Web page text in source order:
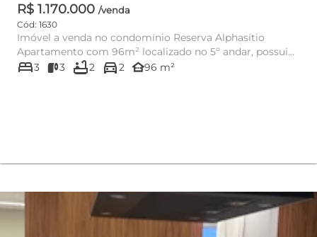
R$ 1.170.000 /venda
Cód: 1630
Imóvel a venda no condomínio Reserva Alphasítio
Apartamento com 96m² localizado no 5º andar, possui
03 dormitórios,...
bed3 3 bathtub2 directions_car2 other_houses96 m²